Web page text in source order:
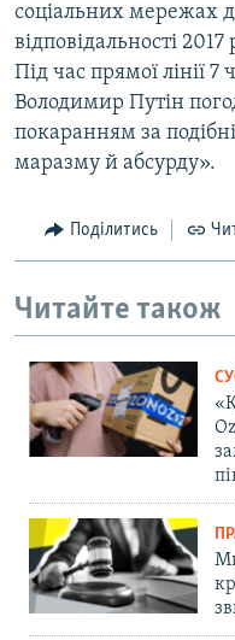
соціальних мережах
відповідальності
Під час прямої лінії
Володимир Путін
покаранням за
маразму й абсурду».
Поділитись
Читайте також